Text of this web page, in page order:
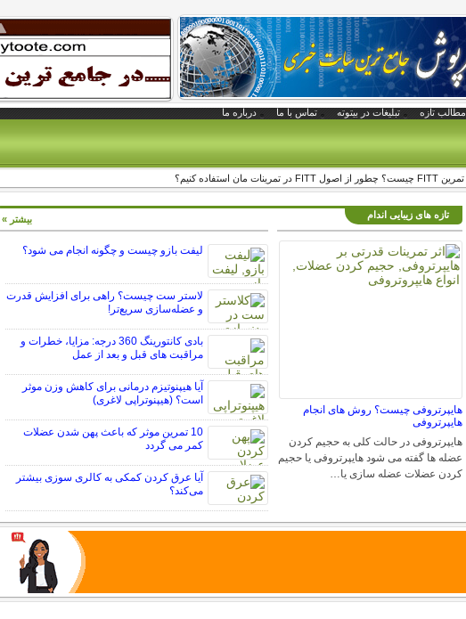
مطالب تازه تبلیغات در بیتوته تماس با ما درباره ما
تمرین FITT چیست؟ چطور از اصول FITT در تمرینات مان استفاده کنیم؟
تازه های زیبایی اندام
هایپرتروفی چیست؟ روش های انجام
هایپرتروفی
هایپرتروفی در حالت کلی به حجیم کردن
عضله ها گفته می شود هایپرتروفی یا حجیم
کردن عضلات عضله سازی یا…
لیفت بازو چیست و چگونه انجام می شود؟
لاستر ست چیست؟ راهی برای افزایش قدرت
و عضله‌سازی سریع‌تر!
بادی کانتورینگ 360 درجه: مزایا، خطرات و
مراقبت های قبل و بعد از عمل
آیا هیپنوتیزم درمانی برای کاهش وزن موثر
است؟ (هیپنوتراپی لاغری)
10 تمرین موثر که باعث پهن شدن عضلات
کمر می گردد
آیا عرق کردن کمکی به کالری سوزی بیشتر
می‌کند؟
بیشتر »